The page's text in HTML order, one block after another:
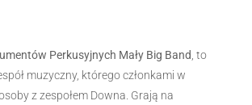
Perkusyjnych Mały Big Band , to
muzyczny, którego członkami w
z zespołem Downa. Grają na